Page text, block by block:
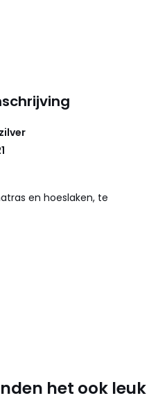
zilver
en hoeslaken, te
in 2 minuten
transporttas
het ook leuk